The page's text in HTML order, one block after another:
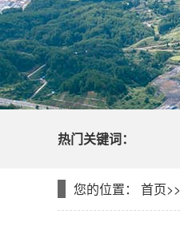
热门关键词：
您的位置： 首页>>